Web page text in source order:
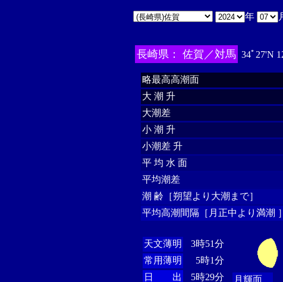
年
長崎県： 佐賀／対馬 34ﾟ27'N
略最高高潮面
大 潮 升
大潮差
小 潮 升
小潮差 升
平 均 水 面
平均潮差
潮 齢［朔望より大潮まで］
平均高潮間隔［月正中より満潮 ］
天文薄明
3時51分
常用薄明
5時1分
日 出
5時29分
月輝面